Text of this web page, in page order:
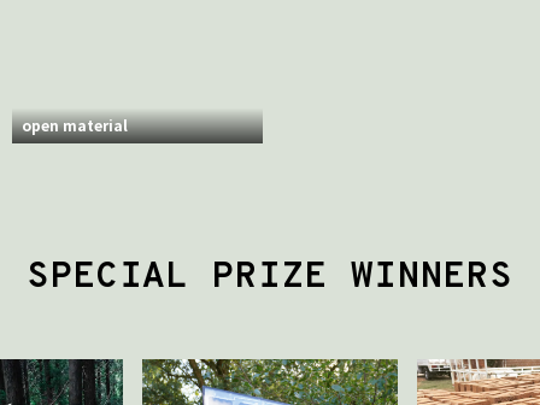
open material
SPECIAL PRIZE WINNERS